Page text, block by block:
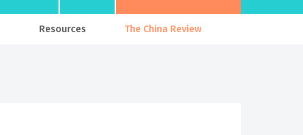
Resources The China Review